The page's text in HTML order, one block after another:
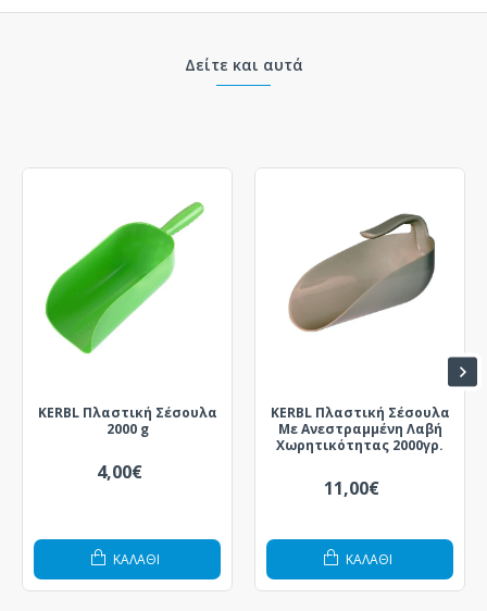
Δείτε και αυτά
KERBL Πλαστική Σέσουλα
2000 g
4,00€
ΚΑΛΆΘΙ
KERBL Πλαστική Σέσουλα
Με Ανεστραμμένη Λαβή
Χωρητικότητας 2000γρ.
11,00€
ΚΑΛΆΘΙ